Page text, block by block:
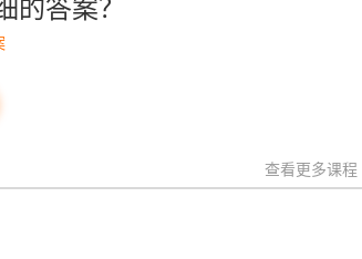
的答案？
查看更多课程